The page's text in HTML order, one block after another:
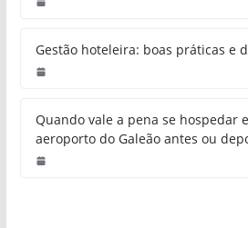
Gestão hoteleira: boas práticas e
Quando vale a pena se hospedar
aeroporto do Galeão antes ou